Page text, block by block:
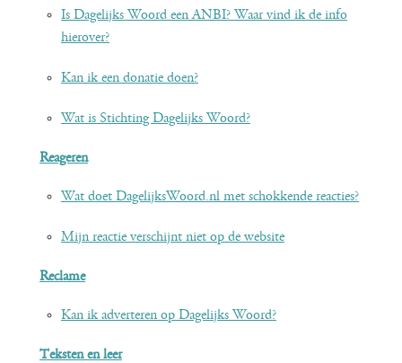
Is Dagelijks Woord een ANBI? Waar vind ik de info
hierover?
Kan ik een donatie doen?
Wat is Stichting Dagelijks Woord?
Reageren
Wat doet DagelijksWoord.nl met schokkende reacties?
Mijn reactie verschijnt niet op de website
Reclame
Kan ik adverteren op Dagelijks Woord?
Teksten en leer